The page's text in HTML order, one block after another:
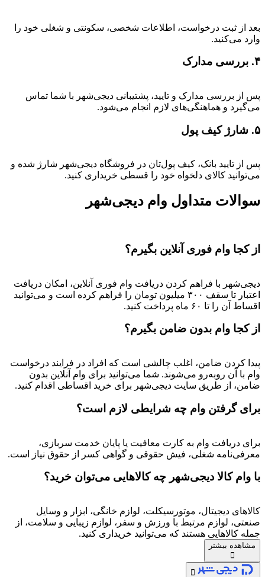
بعد از ثبت درخواست، اطلاعات شخصی، سکونتی و شغلی خود را
وارد می‌کنید.
۴. بررسی مدارک
پس از بررسی مدارک و تایید، پشتیبانی دیجی‌شهر با شما تماس
می‌گیرد و هماهنگی‌های لازم انجام می‌شود.
۵. شارژ کیف پول
پس از تایید بانک، کیف پول‌تان در فروشگاه دیجی‌شهر شارژ شده و
می‌توانید کالای دلخواه خود را قسطی خریداری کنید.
سوالات متداول وام دیجی‌شهر
از کجا وام فوری آنلاین بگیرم؟
دیجی‌شهر با فراهم کردن دریافت وام فوری آنلاین، امکان دریافت
اعتبار تا سقف ۳۰۰ میلیون تومان را فراهم کرده است و می‌توانید
اقساط آن را تا ۶۰ ماه پرداخت کنید.
از کجا وام بدون ضامن بگیرم؟
پیدا کردن ضامن، اغلب چالشی است که افراد در فرایند درخواست
وام با آن روبه‌رو می‌شوند. شما می‌توانید برای وام آنلاین بدون
ضامن، از طریق سایت دیجی‌شهر برای خرید اقساطی اقدام کنید.
برای گرفتن وام چه شرایطی لازم است؟
برای دریافت وام به کارت معافیت یا پایان خدمت سربازی،
معرفی‌نامه شغلی، فیش حقوقی و گواهی کسر از حقوق نیاز است.
با وام کالا دیجی‌شهر چه کالاهایی می‌توان خرید؟
کالاهای دیجیتال، موتورسیکلت، لوازم خانگی، ابزار و وسایل
صنعتی، لوازم مرتبط با ورزش و سفر، لوازم زیبایی و سلامت، از
جمله کالاهایی هستند که می‌توانید خریداری کنید.
مشاهده بیشتر